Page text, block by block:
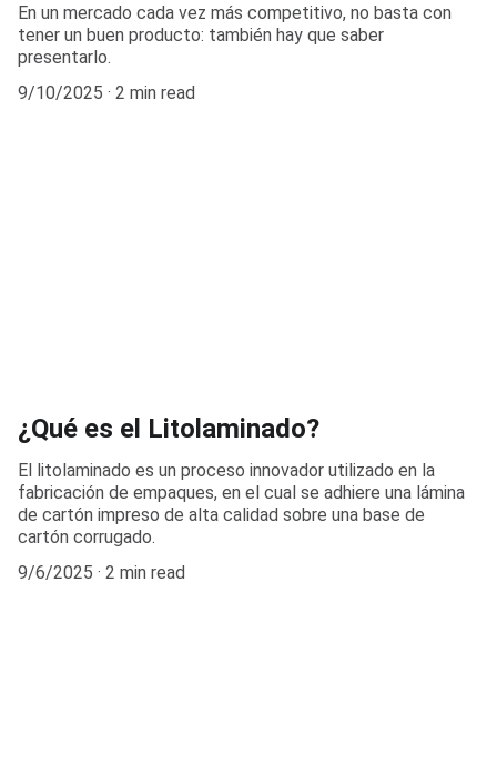
En un mercado cada vez más competitivo, no basta con
tener un buen producto: también hay que saber
presentarlo.
9/10/2025
2 min read
¿Qué es el Litolaminado?
El litolaminado es un proceso innovador utilizado en la
fabricación de empaques, en el cual se adhiere una lámina
de cartón impreso de alta calidad sobre una base de
cartón corrugado.
9/6/2025
2 min read